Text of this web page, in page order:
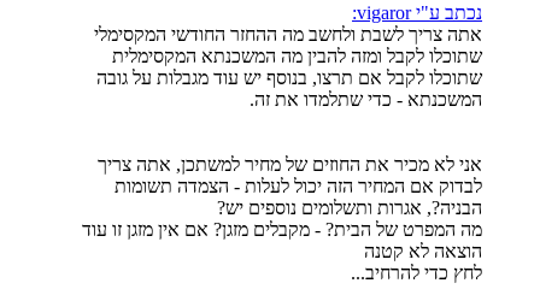
נכתב ע"י vigaror:
אתה צריך לשבת ולחשב מה ההחזר החודשי המקסימלי
שתוכלו לקבל ומזה להבין מה המשכנתא המקסימלית
שתוכלו לקבל אם תרצו, בנוסף יש עוד מגבלות על גובה
המשכנתא - כדי שתלמדו את זה.
אני לא מכיר את החוזים של מחיר למשתכן, אתה צריך
לבדוק אם המחיר הזה יכול לעלות - הצמדה תשומות
הבניה?, אגרות ותשלומים נוספים יש?
מה המפרט של הבית? - מקבלים מזגן? אם אין מזגן זו עוד
הוצאה לא קטנה
לחץ כדי להרחיב...